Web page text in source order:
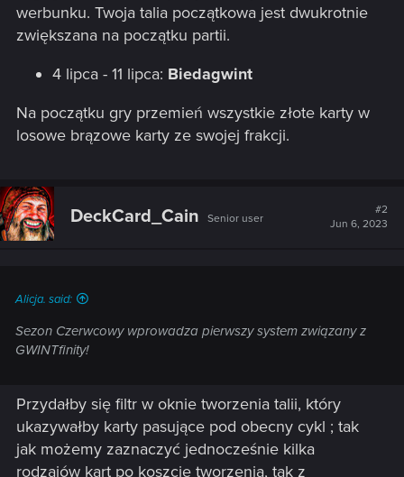
werbunku. Twoja talia początkowa jest dwukrotnie
zwiększana na początku partii.
4 lipca - 11 lipca: Biedagwint
Na początku gry przemień wszystkie złote karty w
losowe brązowe karty ze swojej frakcji.
DeckCard_Cain Senior user
#2
Jun 6, 2023
Alicja. said:
Sezon Czerwcowy wprowadza pierwszy system związany z
GWINTfinity!
Przydałby się filtr w oknie tworzenia talii, który
ukazywałby karty pasujące pod obecny cykl ; tak
jak możemy zaznaczyć jednocześnie kilka
rodzajów kart po koszcie tworzenia, tak z